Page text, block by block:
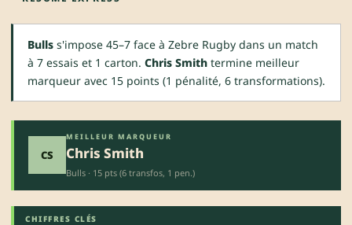
Bulls s'impose 45–7 face à Zebre Rugby dans un match
à 7 essais et 1 carton. Chris Smith termine meilleur
marqueur avec 15 points (1 pénalité, 6 transformations).
CS
MEILLEUR MARQUEUR
Chris Smith
Bulls · 15 pts (6 transfos, 1 pen.)
CHIFFRES CLÉS